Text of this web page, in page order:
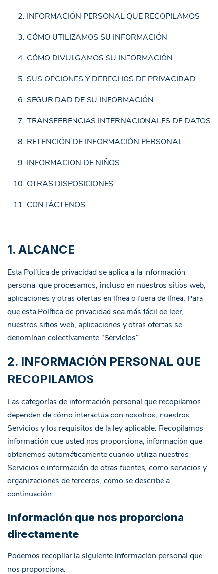
INFORMACIÓN PERSONAL QUE RECOPILAMOS
CÓMO UTILIZAMOS SU INFORMACIÓN
CÓMO DIVULGAMOS SU INFORMACIÓN
SUS OPCIONES Y DERECHOS DE PRIVACIDAD
SEGURIDAD DE SU INFORMACIÓN
TRANSFERENCIAS INTERNACIONALES DE DATOS
RETENCIÓN DE INFORMACIÓN PERSONAL
INFORMACIÓN DE NIÑOS
OTRAS DISPOSICIONES
CONTÁCTENOS
1. ALCANCE
Esta Política de privacidad se aplica a la información
personal que procesamos, incluso en nuestros sitios web,
aplicaciones y otras ofertas en línea o fuera de línea. Para
que esta Política de privacidad sea más fácil de leer,
nuestros sitios web, aplicaciones y otras ofertas se
denominan colectivamente “Servicios”.
2. INFORMACIÓN PERSONAL QUE
RECOPILAMOS
Las categorías de información personal que recopilamos
dependen de cómo interactúa con nosotros, nuestros
Servicios y los requisitos de la ley aplicable. Recopilamos
información que usted nos proporciona, información que
obtenemos automáticamente cuando utiliza nuestros
Servicios e información de otras fuentes, como servicios y
organizaciones de terceros, como se describe a
continuación.
Información que nos proporciona
directamente
Podemos recopilar la siguiente información personal que
nos proporciona.